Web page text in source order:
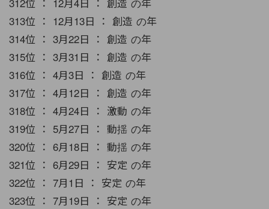
313位 ： 12月13日 ： 創造 の年
314位 ： 3月22日 ： 創造 の年
315位 ： 3月31日 ： 創造 の年
316位 ： 4月3日 ： 創造 の年
317位 ： 4月12日 ： 創造 の年
318位 ： 4月24日 ： 激動 の年
319位 ： 5月27日 ： 動揺 の年
320位 ： 6月18日 ： 動揺 の年
321位 ： 6月29日 ： 安定 の年
322位 ： 7月1日 ： 安定 の年
323位 ： 7月19日 ： 安定 の年